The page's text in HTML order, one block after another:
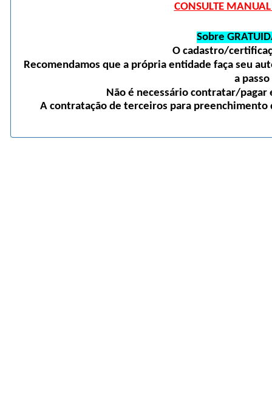
CONSULTE
Sobre
O cadastro/
Recomendamos que a própria entidade faça seu
a
Não é necessário contratar/
A contratação de terceiros para